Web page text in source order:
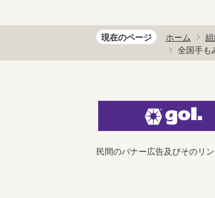
現在のページ ホーム
全国手も
民間のバナー広告及びそのリ